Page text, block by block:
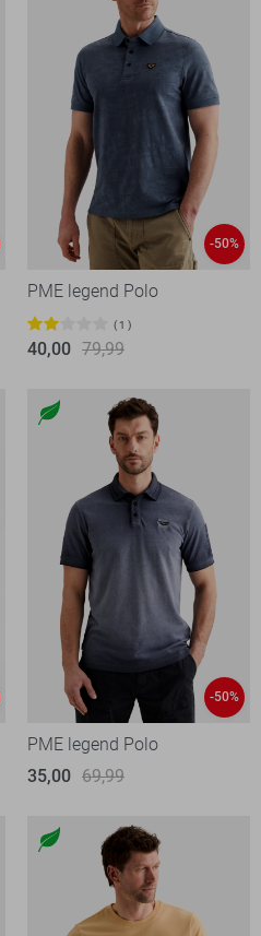
-50%
PME legend Polo
1
40,00 79,99
-50%
PME legend Polo
35,00 69,99